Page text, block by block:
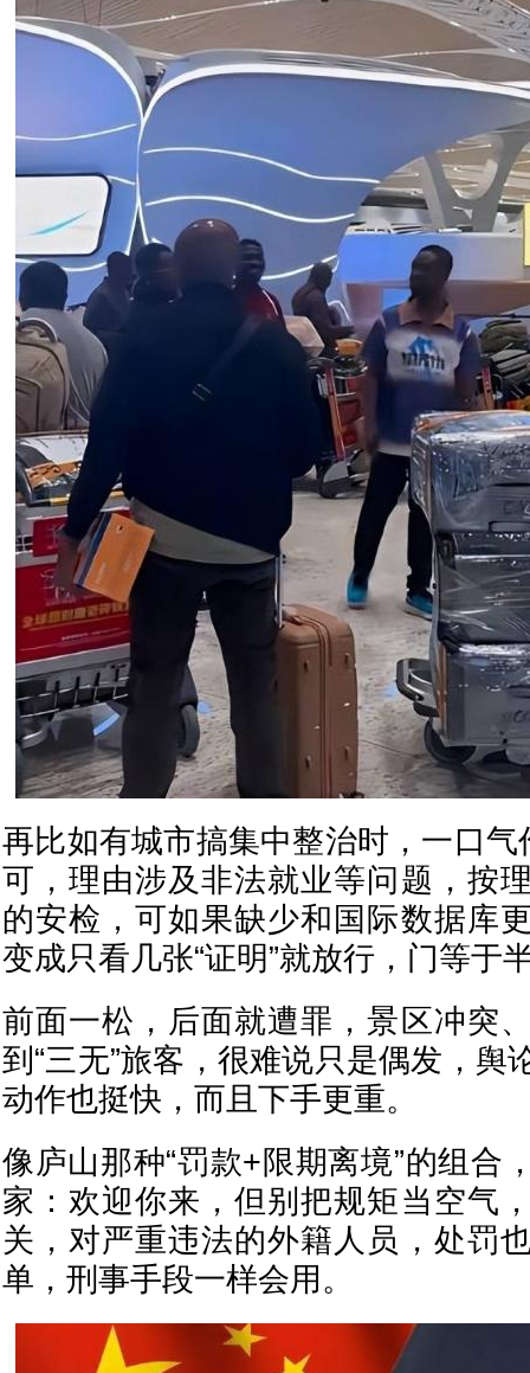
再比如有城市搞集中整治时，一口
可，理由涉及非法就业等问题，按
的安检，可如果缺少和国际数据库
变成只看几张“证明”就放行，门等于
前面一松，后面就遭罪，景区冲突
到“三无”旅客，很难说只是偶发，舆
动作也挺快，而且下手更重。
像庐山那种“罚款+限期离境”的组合
家：欢迎你来，但别把规矩当空气
关，对严重违法的外籍人员，处罚
单，刑事手段一样会用。